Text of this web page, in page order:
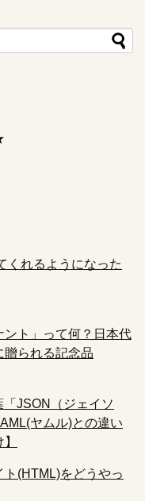
くれるようになった
ト」って何？日本代
贈られる記念品
JSON（ジェイソ
ヤムル)との違い
(HTML)をどうやっ